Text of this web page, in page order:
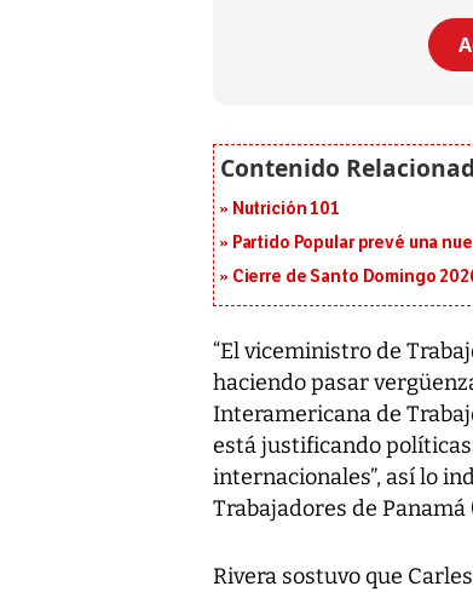
Nutrición 101
Partido Popular prevé una
Cierre de Santo Domingo
“El viceministro de
haciendo pasar
Interamericana de
está justificando
internacionales”, así lo
Trabajadores de Panamá
Rivera sostuvo que